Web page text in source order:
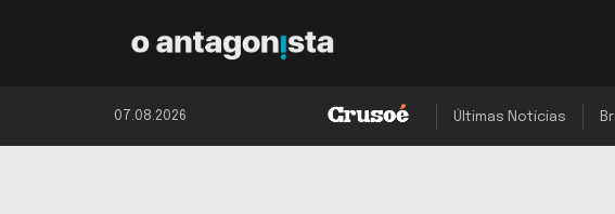
07.08.2026 Últimas Notícias